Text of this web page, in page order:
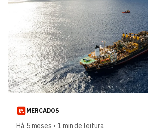
MERCADOS
Há 5 meses • 1 min de leitura